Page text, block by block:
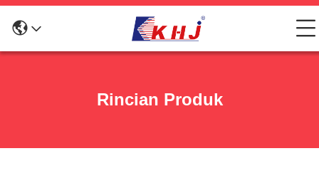
Rincian Produk